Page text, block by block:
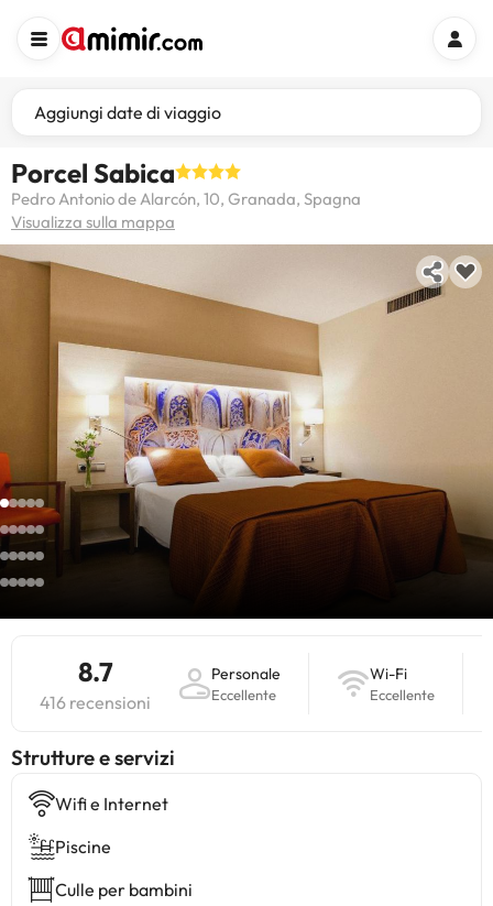
Aggiungi date di viaggio
Porcel Sabica
Pedro Antonio de Alarcón, 10, Granada, Spagna
Visualizza sulla mappa
8.7
416 recensioni
Personale
Eccellente
Wi-Fi
Eccellente
​Strutture e servizi
Wifi e Internet
Piscine
Culle per bambini